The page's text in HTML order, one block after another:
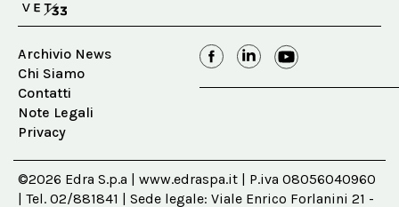
Archivio News
Chi Siamo
Contatti
Note Legali
Privacy
©2026 Edra S.p.a | www.edraspa.it | P.iva 08056040960
| Tel. 02/881841 | Sede legale: Viale Enrico Forlanini 21 -